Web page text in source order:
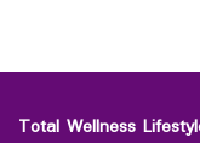
Total Wellness